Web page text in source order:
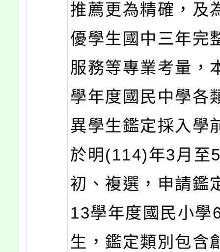
推薦更為精確，及
優學生國中三年完
服務等專業考量，
學年度國民中學各
異學生鑑定採入學
於明(114)年3月至
初、複選，申請鑑
13學年度國民小學
生，鑑定類別包含